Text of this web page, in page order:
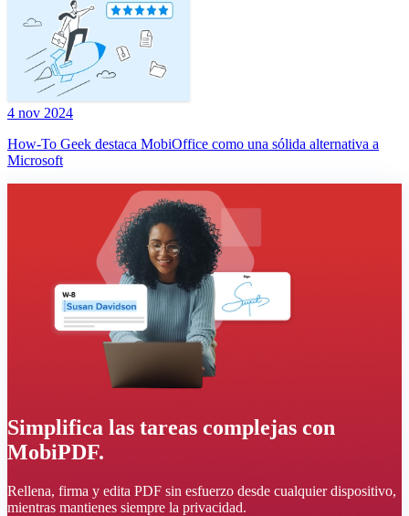
4 nov 2024
How-To Geek destaca MobiOffice como una sólida alternativa a
Microsoft
Simplifica las tareas complejas con
MobiPDF.
Rellena, firma y edita PDF sin esfuerzo desde cualquier dispositivo,
mientras mantienes siempre la privacidad.